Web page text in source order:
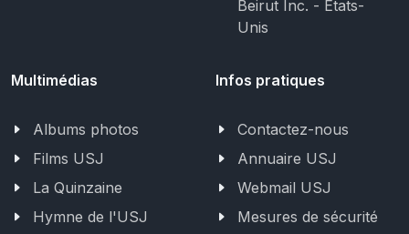
Beirut Inc. - États-
Unis
Multimédias
Albums photos
Films USJ
La Quinzaine
Hymne de l'USJ
Infos pratiques
Contactez-nous
Annuaire USJ
Webmail USJ
Mesures de sécurité